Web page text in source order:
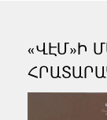
«ՎԷՄ»Ի